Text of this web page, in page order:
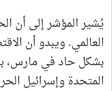
يُشير المؤشر إلى أن
العالمي. ويبدو أن
بشكل حاد في مارس،
المتحدة وإسرائيل